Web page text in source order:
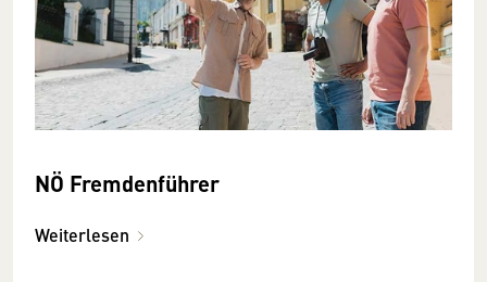
NÖ Fremdenführer
Weiterlesen